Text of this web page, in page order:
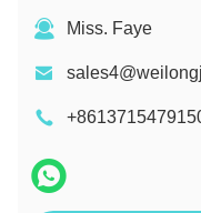
Miss. Faye